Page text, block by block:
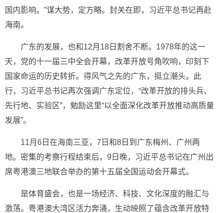
国内影响。”谋大势，定方略。封关在即，习近平总书记再赴
海南。
广东的发展，也和12月18日割舍不断。1978年的这一
天，党的十一届三中全会开幕，改革开放号角吹响，印刻下
国家命运的历史转折。得风气之先的广东，挺立潮头。此
行，习近平总书记再次强调广东定位，“改革开放的排头兵、
先行地、实验区”，勉励这里“以全面深化改革开放推动高质量
发展”。
11月6日在海南三亚，7日和8日到广东梅州、广州两
地。密集的考察行程结束后，9日晚，习近平总书记在广州出
席粤港澳三地联合举办的第十五届全国运动会开幕式。
是体育盛会，也是一场经济、科技、文化深度的融汇与
激荡。粤港澳大湾区活力奔涌，生动映照了蕴含改革开放特